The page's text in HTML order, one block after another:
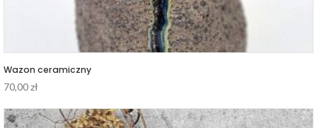
Wazon ceramiczny
70,00zł